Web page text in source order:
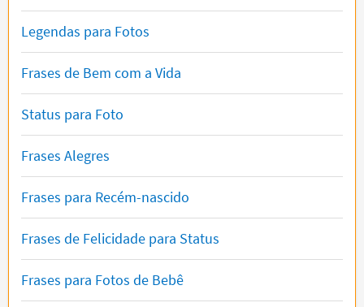
Legendas para Fotos
Frases de Bem com a Vida
Status para Foto
Frases Alegres
Frases para Recém-nascido
Frases de Felicidade para Status
Frases para Fotos de Bebê